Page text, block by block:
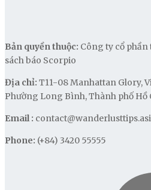
Bản quyền thuộc: Công ty cổ
sách báo Scorpio
Địa chỉ: T11-08 Manhattan Glory,
Phường Long Bình, Thành phố Hồ
Email :
Phone: (+84) 3420 55555